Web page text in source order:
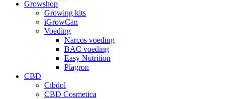
Growshop
Growing kits
iGrowCan
Voeding
Narcos voeding
BAC voeding
Easy Nutrition
Plagron
CBD
Cibdol
CBD Cosmetica